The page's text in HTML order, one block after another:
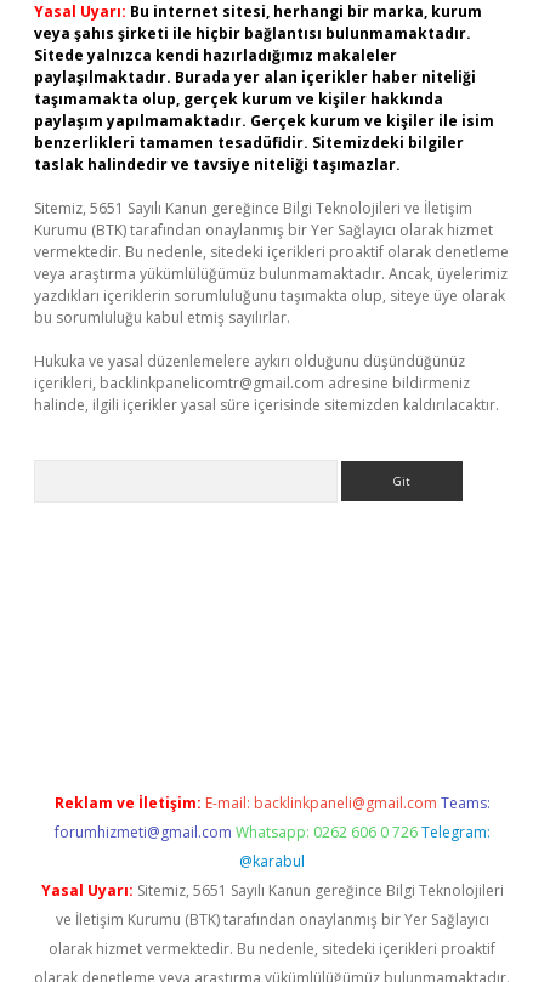
Yasal Uyarı: Bu internet sitesi, herhangi bir marka, kurum
veya şahıs şirketi ile hiçbir bağlantısı bulunmamaktadır.
Sitede yalnızca kendi hazırladığımız makaleler
paylaşılmaktadır. Burada yer alan içerikler haber niteliği
taşımamakta olup, gerçek kurum ve kişiler hakkında
paylaşım yapılmamaktadır. Gerçek kurum ve kişiler ile isim
benzerlikleri tamamen tesadüfidir. Sitemizdeki bilgiler
taslak halindedir ve tavsiye niteliği taşımazlar.
Sitemiz, 5651 Sayılı Kanun gereğince Bilgi Teknolojileri ve İletişim
Kurumu (BTK) tarafından onaylanmış bir Yer Sağlayıcı olarak hizmet
vermektedir. Bu nedenle, sitedeki içerikleri proaktif olarak denetleme
veya araştırma yükümlülüğümüz bulunmamaktadır. Ancak, üyelerimiz
yazdıkları içeriklerin sorumluluğunu taşımakta olup, siteye üye olarak
bu sorumluluğu kabul etmiş sayılırlar.
Hukuka ve yasal düzenlemelere aykırı olduğunu düşündüğünüz
içerikleri, backlinkpanelicomtr@gmail.com adresine bildirmeniz
halinde, ilgili içerikler yasal süre içerisinde sitemizden kaldırılacaktır.
Reklam ve İletişim: E-mail: backlinkpaneli@gmail.com Teams:
forumhizmeti@gmail.com Whatsapp: 0262 606 0 726 Telegram:
@karabul
Yasal Uyarı: Sitemiz, 5651 Sayılı Kanun gereğince Bilgi Teknolojileri
ve İletişim Kurumu (BTK) tarafından onaylanmış bir Yer Sağlayıcı
olarak hizmet vermektedir. Bu nedenle, sitedeki içerikleri proaktif
olarak denetleme veya araştırma yükümlülüğümüz bulunmamaktadır.